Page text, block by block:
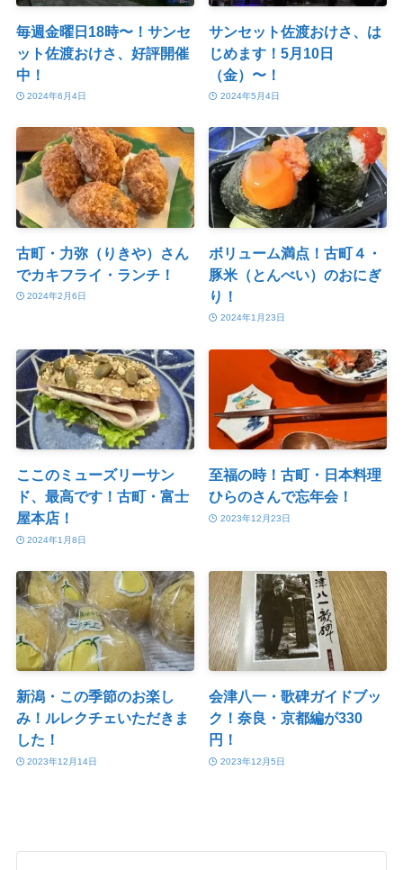
毎週金曜日18時〜！サンセ
ット佐渡おけさ、好評開催
中！
2024年6月4日
サンセット佐渡おけさ、は
じめます！5月10日
（金）〜！
2024年5月4日
古町・力弥（りきや）さん
でカキフライ・ランチ！
2024年2月6日
ボリューム満点！古町４・
豚米（とんべい）のおにぎ
り！
2024年1月23日
ここのミューズリーサン
ド、最高です！古町・富士
屋本店！
2024年1月8日
至福の時！古町・日本料理
ひらのさんで忘年会！
2023年12月23日
新潟・この季節のお楽し
み！ルレクチェいただきま
した！
2023年12月14日
会津八一・歌碑ガイドブッ
ク！奈良・京都編が330
円！
2023年12月5日